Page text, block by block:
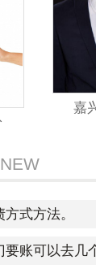
嘉
式方法。
账可以去几